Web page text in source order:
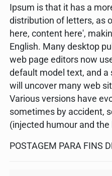
Ipsum is that it has a
distribution of letters, as
here, content here',
English. Many desktop
web page editors now
default model text, and a
will uncover many web
Various versions have
sometimes by accident,
(injected humour and the
POSTAGEM PARA FINS